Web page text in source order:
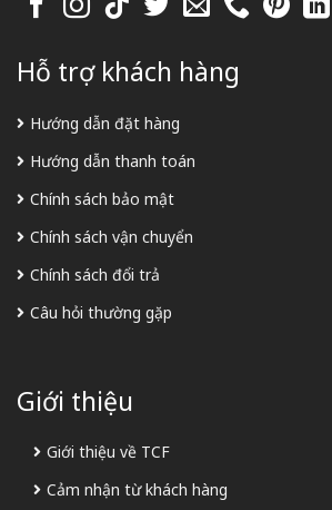
Hỗ trợ khách hàng
Hướng dẫn đặt hàng
Hướng dẫn thanh toán
Chính sách bảo mật
Chính sách vận chuyển
Chính sách đổi trả
Câu hỏi thường gặp
Giới thiệu
Giới thiệu về TCF
Cảm nhận từ khách hàng